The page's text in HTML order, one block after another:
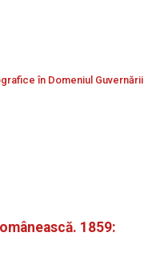
în Domeniul Guvernării
1859: